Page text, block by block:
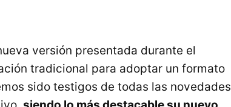
versión presentada durante el
tradicional para adoptar un formato
sido testigos de todas las novedades